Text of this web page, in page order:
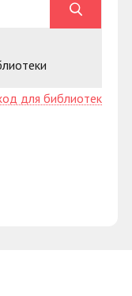
для библиотек